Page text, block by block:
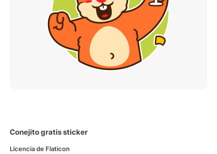
Conejito gratis sticker
Licencia de Flaticon